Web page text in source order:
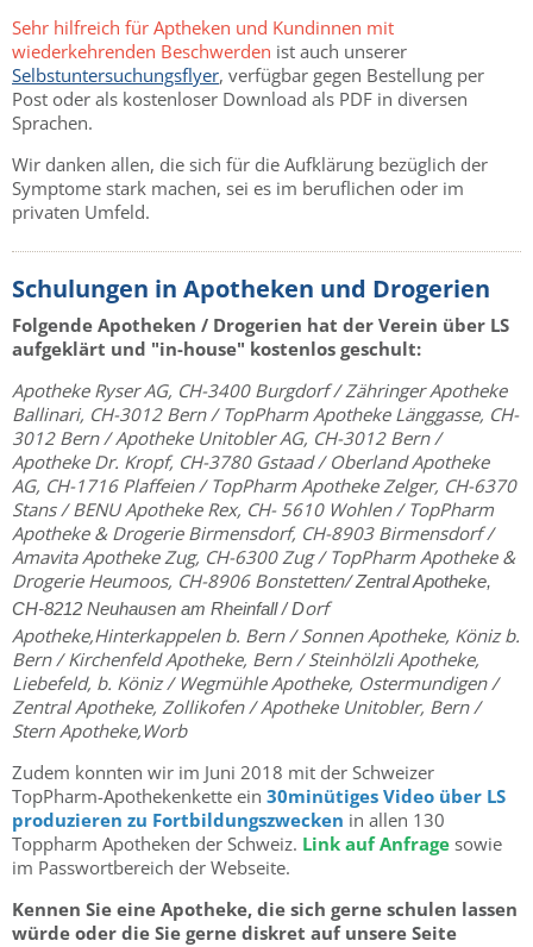
Sehr hilfreich für Aptheken und Kundinnen mit
wiederkehrenden Beschwerden ist auch unserer
Selbstuntersuchungsflyer, verfügbar gegen Bestellung per
Post oder als kostenloser Download als PDF in diversen
Sprachen.
Wir danken allen, die sich für die Aufklärung bezüglich der
Symptome stark machen, sei es im beruflichen oder im
privaten Umfeld.
Schulungen in Apotheken und Drogerien
Folgende Apotheken / Drogerien hat der Verein über LS
aufgeklärt und "in-house" kostenlos geschult:
Apotheke Ryser AG, CH-3400 Burgdorf / Zähringer Apotheke
Ballinari, CH-3012 Bern / TopPharm Apotheke Länggasse, CH-
3012 Bern / Apotheke Unitobler AG, CH-3012 Bern /
Apotheke Dr. Kropf, CH-3780 Gstaad / Oberland Apotheke
AG, CH-1716 Plaffeien / TopPharm Apotheke Zelger, CH-6370
Stans / BENU Apotheke Rex, CH- 5610 Wohlen / TopPharm
Apotheke & Drogerie Birmensdorf, CH-8903 Birmensdorf /
Amavita Apotheke Zug, CH-6300 Zug / TopPharm Apotheke &
Drogerie Heumoos, CH-8906 Bonstetten/Zentral Apotheke,
CH-8212 Neuhausen am Rheinfall / Dorf
Apotheke,Hinterkappelen b. Bern / Sonnen Apotheke, Köniz b.
Bern / Kirchenfeld Apotheke, Bern / Steinhölzli Apotheke,
Liebefeld, b. Köniz / Wegmühle Apotheke, Ostermundigen /
Zentral Apotheke, Zollikofen / Apotheke Unitobler, Bern /
Stern Apotheke,Worb
Zudem konnten wir im Juni 2018 mit der Schweizer
TopPharm-Apothekenkette ein 30minütiges Video über LS
produzieren zu Fortbildungszwecken in allen 130
Toppharm Apotheken der Schweiz. Link auf Anfrage sowie
im Passwortbereich der Webseite.
Kennen Sie eine Apotheke, die sich gerne schulen lassen
würde oder die Sie gerne diskret auf unsere Seite